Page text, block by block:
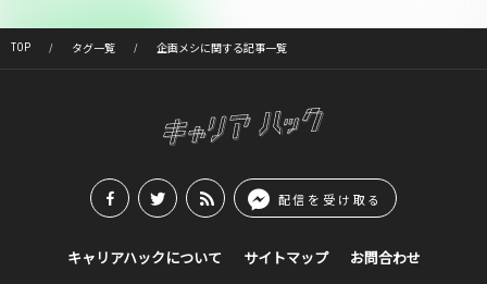
TOP タグ一覧 企画メシに関する記事一覧
配信を受け取る
キャリアハックについて サイトマップ お問合わせ